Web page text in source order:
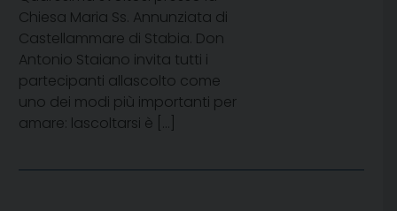
Chiesa Maria Ss. Annunziata di
Castellammare di Stabia. Don
Antonio Staiano invita tutti i
partecipanti allascolto come
uno dei modi più importanti per
amare: lascoltarsi è […]